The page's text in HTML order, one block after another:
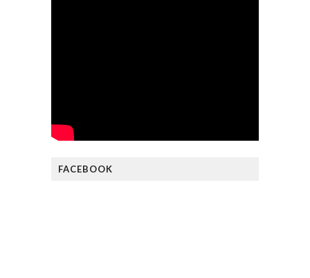
FACEBOOK